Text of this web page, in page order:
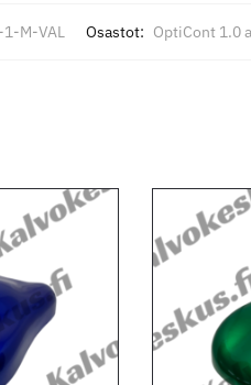
1-M-VAL Osastot: OptiCont 1.0